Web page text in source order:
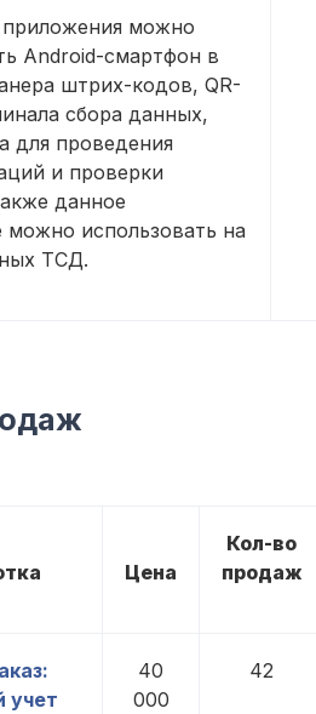
можно
Android-смартфон в
штрих-кодов, QR-
сбора данных,
для проведения
и проверки
данное
можно использовать на
ТСД.
Цена
Кол-во
продаж
учет
40
000
42